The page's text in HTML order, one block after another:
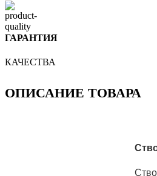
ГАРАНТИЯ
КАЧЕСТВА
ОПИСАНИЕ ТОВАРА